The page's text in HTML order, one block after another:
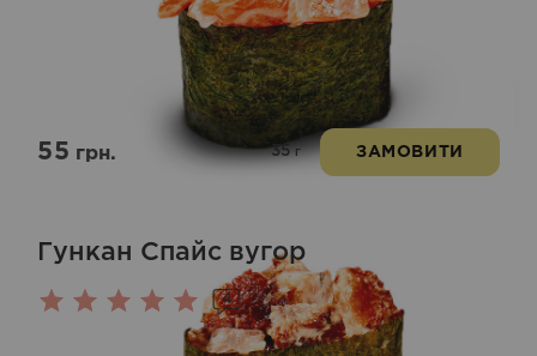
55грн. 35 г ЗАМОВИТИ
Гункан Спайс вугор
4